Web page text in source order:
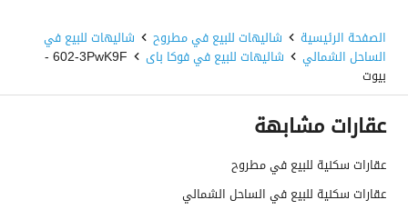
الصفحة الرئيسية شاليهات للبيع في مطروح شاليهات للبيع في
الساحل الشمالي شاليهات للبيع في فوكا باى 602-3PwK9F -
بيوت
عقارات مشابهة
عقارات سكنية للبيع في مطروح
عقارات سكنية للبيع في الساحل الشمالي